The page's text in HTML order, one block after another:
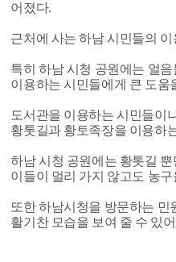
어졌다.
근처에 사는 하남 시민들의 이
특히 하남 시청 공원에는 얼
이용하는 시민들에게 큰 도움
도서관을 이용하는 시민들이
황톳길과 황토족장을 이용하
하남 시청 공원에는 황톳길
이들이 멀리 가지 않고도 농
또한 하남시청을 방문하는 민
활기찬 모습을 보여 줄 수 있